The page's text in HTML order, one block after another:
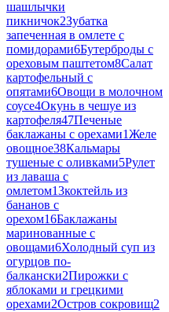
шашлычки
пикничок2Зубатка
запеченная в омлете с
помидорами6Бутерброды с
ореховым паштетом8Салат
картофельный с
опятами6Овощи в молочном
соусе4Окунь в чешуе из
картофеля47Печеные
баклажаны с орехами1Желе
овощное38Кальмары
тушеные с оливками5Рулет
из лаваша с
омлетом13коктейль из
бананов с
орехом16Баклажаны
маринованные с
овощами6Холодный суп из
огурцов по-
балкански2Пирожки с
яблоками и грецкими
орехами2Остров сокровищ2